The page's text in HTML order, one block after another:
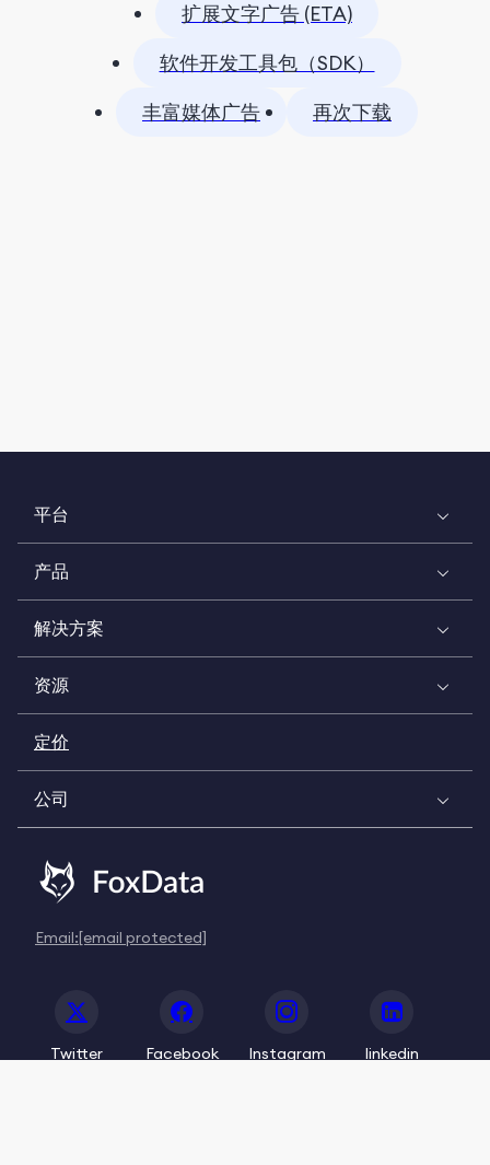
扩展文字广告 (ETA)
软件开发工具包（SDK）
丰富媒体广告
再次下载
平台
产品
解决方案
资源
定价
公司
Email:[email protected]
Twitter Facebook Instagram linkedin